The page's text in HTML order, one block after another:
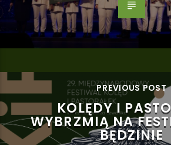
PREVIOUS POST
KOLĘDY I
WYBRZMIĄ NA
BĘDZINIE